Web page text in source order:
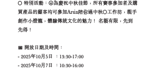
🌕 特別活動：🌝為慶祝中秋佳節，所有賽事參加者及購
買產品的顧客均可參加Artin陪你過中秋🌕工作坊，親手
創作小燈籠，體驗傳統文化的魅力！ 名額有限，先到
先得！
📅 開放日期及時間：
- 2025年10月5日 ：13:30-17:00
- 2025年10月7日 ：10:30-16:00